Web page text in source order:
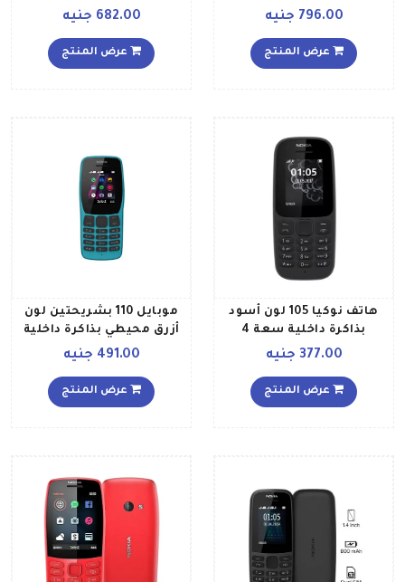
تخزين 32 ميجابايت ويدعم
796.00 جنيه
عرض المنتج
682.00 جنيه
عرض المنتج
هاتف نوكيا 105 لون أسود
بذاكرة داخلية سعة 4
ميجابايت يدعم تقنية 2G
377.00 جنيه
عرض المنتج
موبايل 110 بشريحتين لون
أزرق محيطي بذاكرة داخلية
سعة 4 ميجابايت يدعم
491.00 جنيه
عرض المنتج